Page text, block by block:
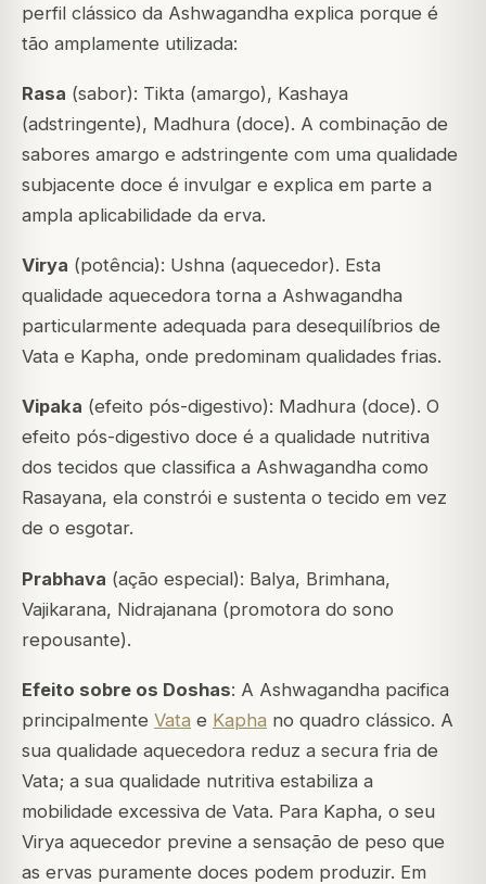
perfil clássico da Ashwagandha explica porque é
tão amplamente utilizada:
Rasa (sabor): Tikta (amargo), Kashaya
(adstringente), Madhura (doce). A combinação de
sabores amargo e adstringente com uma qualidade
subjacente doce é invulgar e explica em parte a
ampla aplicabilidade da erva.
Virya (potência): Ushna (aquecedor). Esta
qualidade aquecedora torna a Ashwagandha
particularmente adequada para desequilíbrios de
Vata e Kapha, onde predominam qualidades frias.
Vipaka (efeito pós-digestivo): Madhura (doce). O
efeito pós-digestivo doce é a qualidade nutritiva
dos tecidos que classifica a Ashwagandha como
Rasayana, ela constrói e sustenta o tecido em vez
de o esgotar.
Prabhava (ação especial): Balya, Brimhana,
Vajikarana, Nidrajanana (promotora do sono
repousante).
Efeito sobre os Doshas: A Ashwagandha pacifica
principalmente Vata e Kapha no quadro clássico. A
sua qualidade aquecedora reduz a secura fria de
Vata; a sua qualidade nutritiva estabiliza a
mobilidade excessiva de Vata. Para Kapha, o seu
Virya aquecedor previne a sensação de peso que
as ervas puramente doces podem produzir. Em